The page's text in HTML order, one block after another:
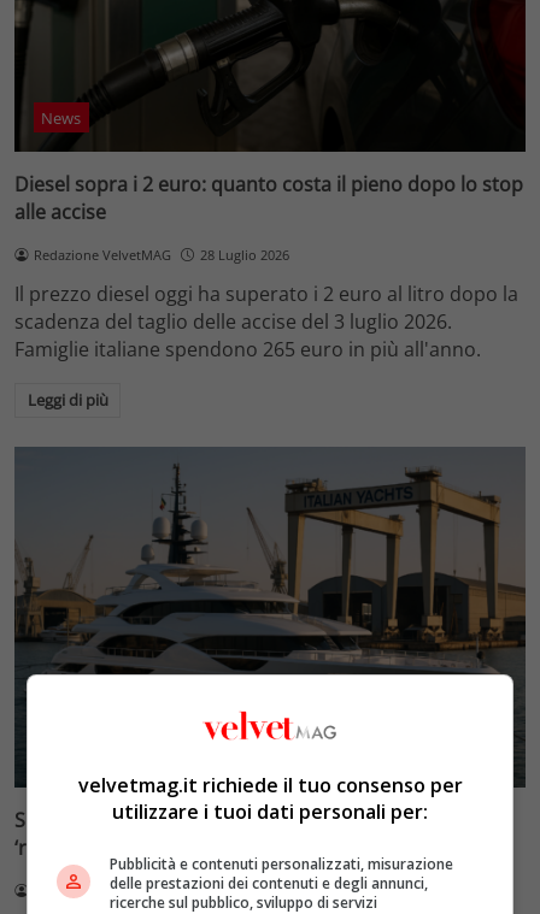
News
Diesel sopra i 2 euro: quanto costa il pieno dopo lo stop
alle accise
Redazione VelvetMAG 28 Luglio 2026
Il prezzo diesel oggi ha superato i 2 euro al litro dopo la
scadenza del taglio delle accise del 3 luglio 2026.
Famiglie italiane spendono 265 euro in più all'anno.
Leggi di più
Superyacht italiani: come l’Italia domina il mercato dei
‘resort galleggianti’ da 500 milioni
Redazione VelvetMAG 28 Luglio 2026
velvetmag.it richiede il tuo consenso per
utilizzare i tuoi dati personali per:
Pubblicità e contenuti personalizzati, misurazione
delle prestazioni dei contenuti e degli annunci,
ricerche sul pubblico, sviluppo di servizi